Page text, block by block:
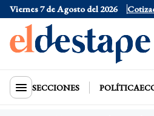
Viernes 7 de Agosto del 2026
Dólar Oficial $1520
SECCIONES POLÍTICA